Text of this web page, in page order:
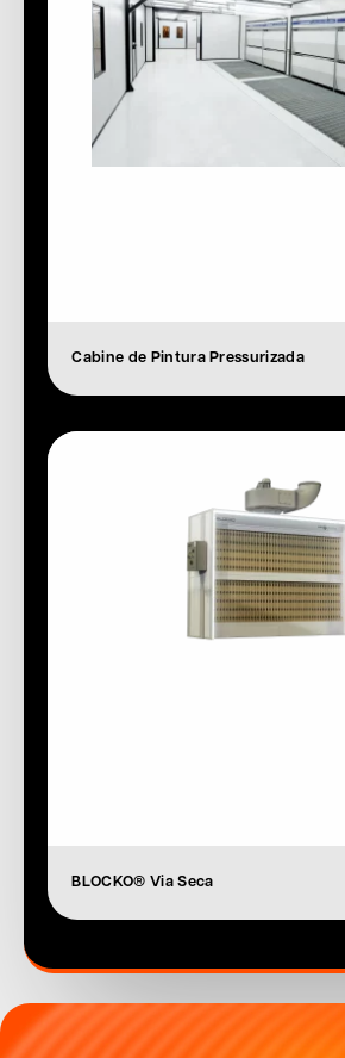
Cabine de Pintura Pressurizada
BLOCKO® Via Seca